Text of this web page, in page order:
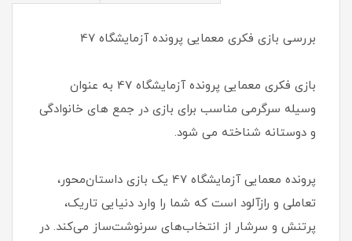
بررسی بازی فکری معمایی پرونده آزمایشگاه 47
بازی فکری معمایی پرونده آزمایشگاه 47 به عنوان
وسیله سرگرمی مناسب برای بازی در جمع های خانوادگی
و دوستانه شناخته می شود.
پرونده معمایی آزمایشگاه 47 یک بازی داستان‌محور،
تعاملی و رازآلود است که شما را وارد دنیایی تاریک،
پرتنش و سرشار از انتخاب‌های سرنوشت‌ساز می‌کند. در